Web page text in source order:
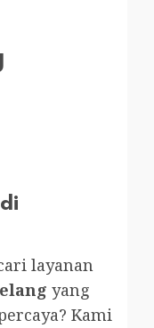
layanan
yang
Kami